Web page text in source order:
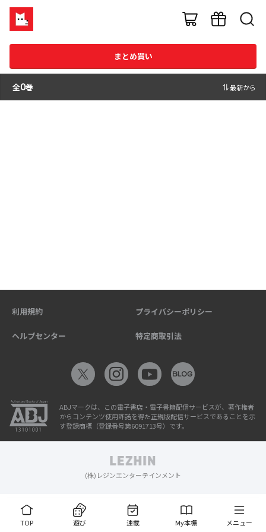
まとめ買い
全0巻 最新から
TOP 遊び 連載 My本棚 メニュー
利用規約 プライバシーポリシー
ヘルプセンター 特定商取引法
ABJマークは、この電子書店・電子書籍配信サービスが、著作権者
からコンテンツ使用許諾を得た正規版配信サービスであることを示
す登録商標（登録番号第6091713号）です。
(株)レジンエンターテインメント